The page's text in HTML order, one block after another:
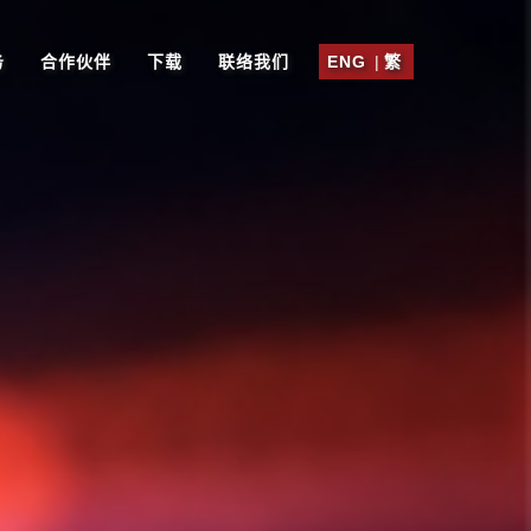
合作伙伴 下载 联络我们 ENG | 繁